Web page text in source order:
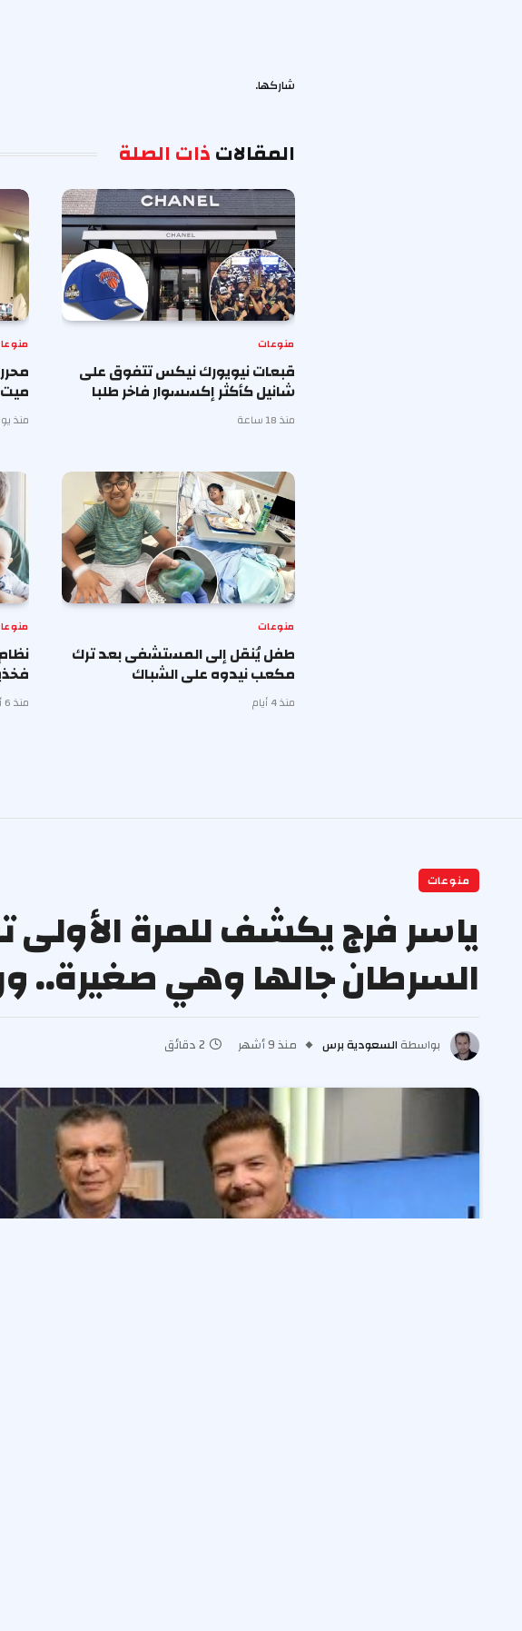
شاركها.
المقالاتذات الصلة
منوعات
قبعات نيويورك نيكس تتفوق على
شانيل كأكثر إكسسوار فاخر طلبا
منذ 18 ساعة
ميت
منذ
منوعات
طفل يُنقل إلى المستشفى بعد ترك
مكعب نيدوه على الشباك
منذ 4 أيام منذ 6 أيام
منوعات
ياسر فرج يكشف للمرة
السرطان جالها وهي صغيرة..
بواسطة السعودية برس منذ 9 أشهر 2 دقائق